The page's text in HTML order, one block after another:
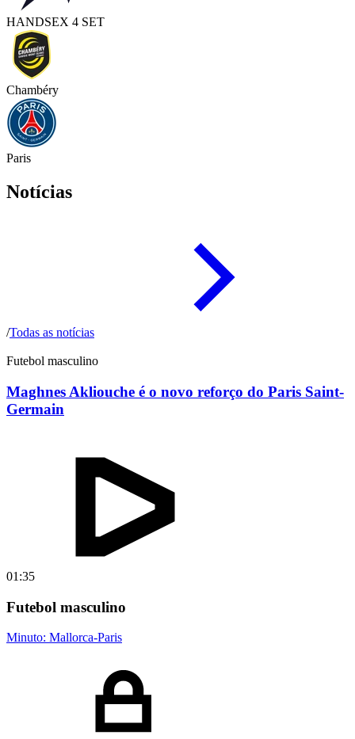
HANDSEX 4 SET
Chambéry
Paris
Notícias
/Todas as notícias
Futebol masculino
Maghnes Akliouche é o novo reforço do Paris Saint-
Germain
01:35
Futebol masculino
Minuto: Mallorca-Paris